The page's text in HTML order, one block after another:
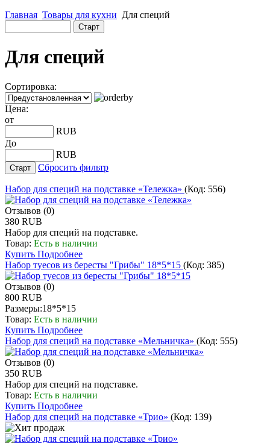
Главная Товары для кухни Для специй
Для специй
Сортировка:
Цена:
от
RUB
До
RUB
Сбросить фильтр
Набор для специй на подставке «Тележка» (Код: 556)
Отзывов (0)
380 RUB
Набор для специй на подставке.
Товар: Есть в наличии
Купить Подробнее
Набор туесов из бересты "Грибы" 18*5*15 (Код: 385)
Отзывов (0)
800 RUB
Размеры:18*5*15
Товар: Есть в наличии
Купить Подробнее
Набор для специй на подставке «Мельничка» (Код: 555)
Отзывов (0)
350 RUB
Набор для специй на подставке.
Товар: Есть в наличии
Купить Подробнее
Набор для специй на подставке «Трио» (Код: 139)